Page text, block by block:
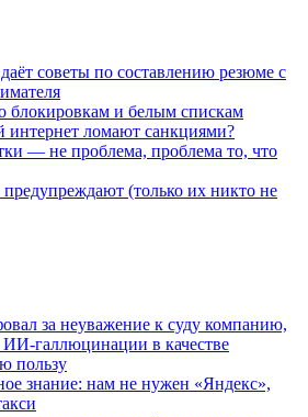
советы по составлению резюме с
блокировкам и белым спискам
интернет ломают санкциями?
— не проблема, проблема то, что
(только их никто не
за неуважение к суду компанию,
галлюцинации в качестве
пользу
знание: нам не нужен «Яндекс»,